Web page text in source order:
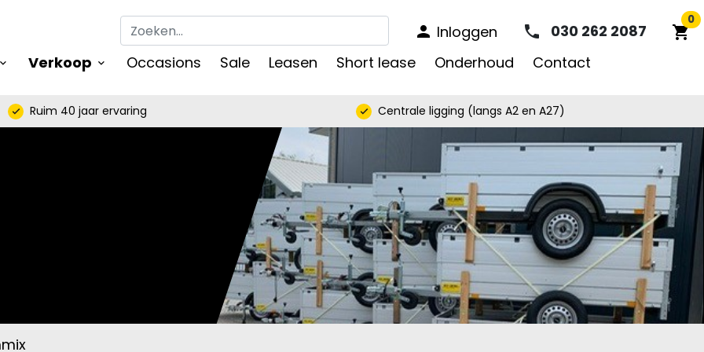
person Inloggen phone 030 262 2087 shopping_cart
0
keyboard_arrow_down Verkoop keyboard_arrow_down Occasions Sale Leasen Short lease Onderhoud Contact
check Ruim 40 jaar ervaring check Centrale ligging (langs A2 en A27)